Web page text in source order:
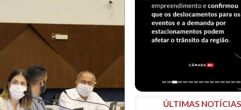
ÚLTIMAS NOTÍCIAS